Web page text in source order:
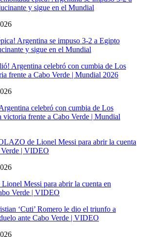
y sigue en el Mundial
Argentina celebró con cumbia de Los
frente a Cabo Verde | Mundial 2026
de Lionel Messi para abrir la cuenta
| VIDEO
‘Cuti’ Romero le dio el triunfo a
ante Cabo Verde | VIDEO